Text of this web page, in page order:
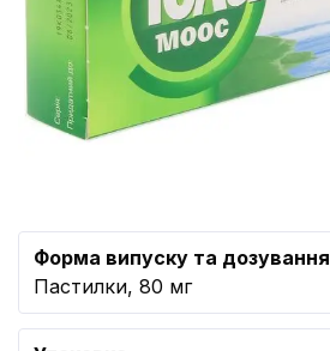
Форма випуску та дозування
Пастилки, 80 мг